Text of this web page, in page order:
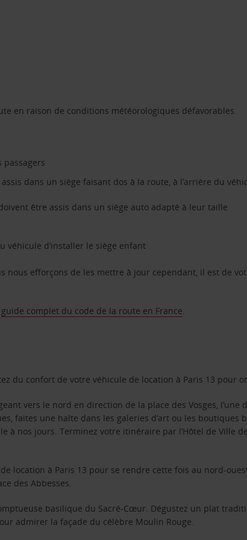
en raison de conditions météorologiques défavorables.
passagers
dans un siège faisant dos à la route, à l’arrière du
être assis dans un siège auto adapté à leur taille
véhicule d’installer le siège enfant
nous efforçons de les mettre à jour cependant, il est de
guide complet du code de la route en France.
du confort de votre véhicule de location à Paris 13
vers le nord en direction de la place des Vosges,
faites une halte dans les galeries d’art ou les boutiques
à nos jours. Terminez votre itinéraire par l’Hôtel de Ville
location à Paris 13 pour se rendre cette fois au nord-
des Abbesses.
basilique du Sacré-Cœur. Dégustez un plat
admirer la façade du célèbre Moulin Rouge.